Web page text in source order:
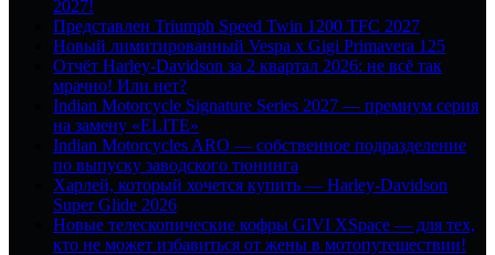
2027!
Представлен Triumph Speed Twin 1200 TFC 2027
Новый лимитированный Vespa x Gigi Primavera 125
Отчёт Harley-Davidson за 2 квартал 2026: не всё так
мрачно! Или нет?
Indian Motorcycle Signature Series 2027 — премиум серия
на замену «ELITE»
Indian Motorcycles ARO — собственное подразделение
по выпуску заводского тюнинга
Харлей, который хочется купить — Harley-Davidson
Super Glide 2026
Новые телескопические кофры GIVI XSpace — для тех,
кто не может избавиться от жены в мотопутешествии!